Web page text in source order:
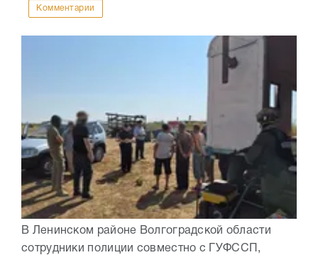
Комментарии
В Ленинском районе Волгоградской области
сотрудники полиции совместно с ГУФССП,